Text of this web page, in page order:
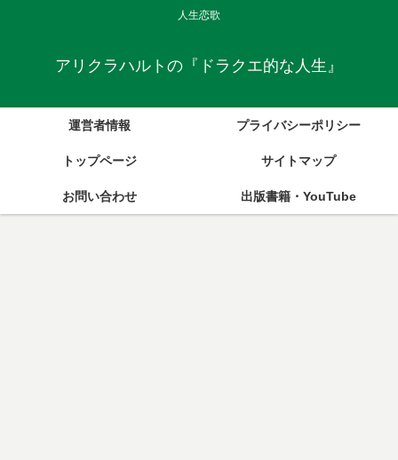
人生恋歌
アリクラハルトの『ドラクエ的な人生』
運営者情報 プライバシーポリシー
トップページ サイトマップ
お問い合わせ 出版書籍・YouTube